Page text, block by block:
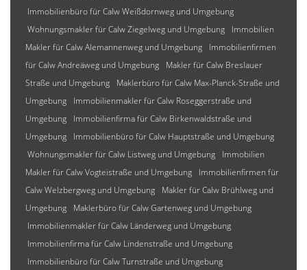
Immobilienbüro für Calw Weißdornweg und Umgebung
Wohnungsmakler für Calw Ziegelweg und Umgebung
Immobilien
Makler für Calw Alemannenweg und Umgebung
Immobilienfirmen
für Calw Andreäweg und Umgebung
Makler für Calw Breslauer
Straße und Umgebung
Maklerbüro für Calw Max-Planck-Straße und
Umgebung
Immobilienmakler für Calw Roseggerstraße und
Umgebung
Immobilienfirma für Calw Birkenwaldstraße und
Umgebung
Immobilienbüro für Calw Hauptstraße und Umgebung
Wohnungsmakler für Calw Listweg und Umgebung
Immobilien
Makler für Calw Vogteistraße und Umgebung
Immobilienfirmen für
Calw Welzbergweg und Umgebung
Makler für Calw Brühlweg und
Umgebung
Maklerbüro für Calw Gartenweg und Umgebung
Immobilienmakler für Calw Länderweg und Umgebung
Immobilienfirma für Calw Lindenstraße und Umgebung
Immobilienbüro für Calw Turnstraße und Umgebung